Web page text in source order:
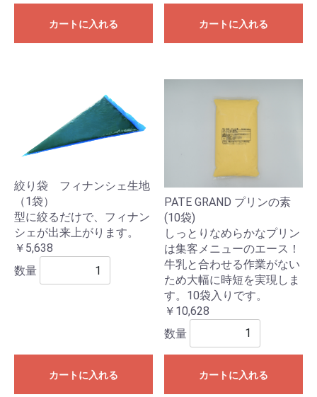
カートに入れる カートに入れる
絞り袋 フィナンシェ生地
（1袋）
型に絞るだけで、フィナン
シェが出来上がります。
￥5,638
数量
カートに入れる
PATE GRAND プリンの素
(10袋)
しっとりなめらかなプリン
は集客メニューのエース！
牛乳と合わせる作業がない
ため大幅に時短を実現しま
す。10袋入りです。
￥10,628
数量
カートに入れる